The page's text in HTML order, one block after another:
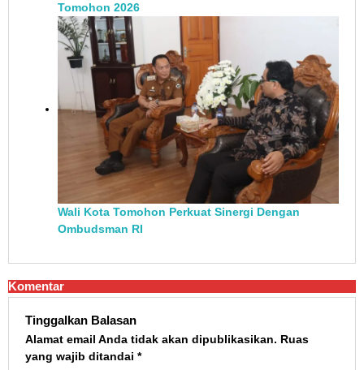
Tomohon 2026
Wali Kota Tomohon Perkuat Sinergi Dengan
Ombudsman RI
Komentar
Tinggalkan Balasan
Alamat email Anda tidak akan dipublikasikan. Ruas
yang wajib ditandai *